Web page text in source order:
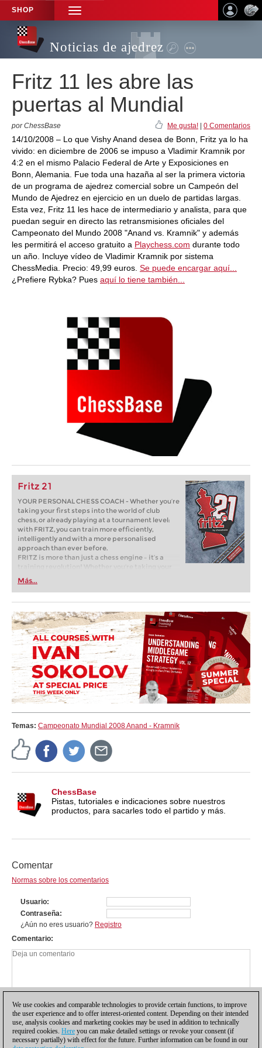
SHOP
TOGGLE
NAVIGATION
Noticias de ajedrez
Fritz 11 les abre las
puertas al Mundial
por ChessBase Me gusta! 0 Comentarios
14/10/2008 – Lo que Vishy Anand desea de Bonn, Fritz ya lo ha
vivido: en diciembre de 2006 se impuso a Vladimir Kramnik por
4:2 en el mismo Palacio Federal de Arte y Exposiciones en
Bonn, Alemania. Fue toda una hazaña al ser la primera victoria
de un programa de ajedrez comercial sobre un Campeón del
Mundo de Ajedrez en ejercicio en un duelo de partidas largas.
Esta vez, Fritz 11 les hace de intermediario y analista, para que
puedan seguir en directo las retransmisiones oficiales del
Campeonato del Mundo 2008 "Anand vs. Kramnik" y además
les permitirá el acceso gratuito a Playchess.com durante todo
un año. Incluye vídeo de Vladimir Kramnik por sistema
ChessMedia. Precio: 49,99 euros. Se puede encargar aquí...
¿Prefiere Rybka? Pues aquí lo tiene también...
Fritz 21
YOUR PERSONAL CHESS COACH - Whether you’re
taking your first steps into the world of club
chess, or already playing at a tournament level:
with FRITZ, you can train more efficiently,
intelligently and with a more personalised
approach than ever before.
FRITZ is more than just a chess engine – it’s a
training revolution! Whether you’re taking your
first steps into the world of club chess, or already
playing at a tournament level: with FRITZ, you can
train more efficiently, intelligently and with a
more personalised approach than ever before.
Más...
Temas: Campeonato Mundial 2008 Anand - Kramnik
ChessBase
Pistas, tutoriales e indicaciones sobre nuestros
productos, para sacarles todo el partido y más.
Comentar
Normas sobre los comentarios
Usuario
Contraseña
¿Aún no eres usuario? Registro
Comentario
We use cookies and comparable technologies to provide certain functions, to improve
the user experience and to offer interest-oriented content. Depending on their intended
use, analysis cookies and marketing cookies may be used in addition to technically
required cookies. Here you can make detailed settings or revoke your consent (if
necessary partially) with effect for the future. Further information can be found in our